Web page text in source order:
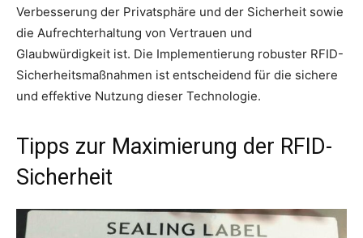
Verbesserung der Privatsphäre und der Sicherheit sowie
die Aufrechterhaltung von Vertrauen und
Glaubwürdigkeit ist. Die Implementierung robuster RFID-
Sicherheitsmaßnahmen ist entscheidend für die sichere
und effektive Nutzung dieser Technologie.
Tipps zur Maximierung der RFID-
Sicherheit